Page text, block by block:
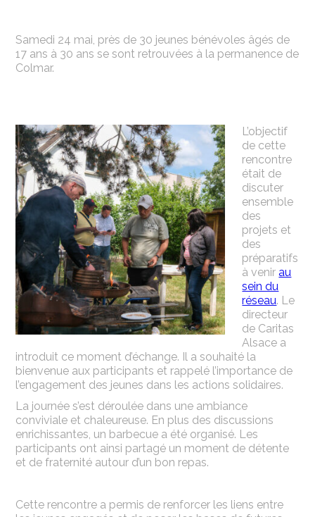
Samedi 24 mai, près de 30 jeunes bénévoles âgés de
17 ans à 30 ans se sont retrouvées à la permanence de
Colmar.
L’objectif
de cette
rencontre
était de
discuter
ensemble
des
projets et
des
préparatifs
à venirau
sein du
réseau. Le
directeur
de Caritas
Alsace a
introduit ce moment d’échange. Il a souhaité la
bienvenue aux participants et rappelé l’importance de
l’engagement des jeunes dans les actions solidaires.
La journée s’est déroulée dans une ambiance
conviviale et chaleureuse. En plus des discussions
enrichissantes, un barbecue a été organisé. Les
participants ont ainsi partagé un moment de détente
et de fraternité autour d’un bon repas.
Cette rencontre a permis de renforcer les liens entre